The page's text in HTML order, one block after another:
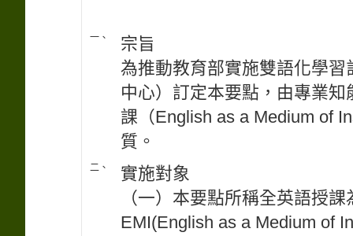
一、
宗旨
為推動教育部實施雙語化學
中心）訂定本要點，由專業
課（English as a Medium of
質。
二、
實施對象
（一）本要點所稱全英語授
EMI(English as a Medium of